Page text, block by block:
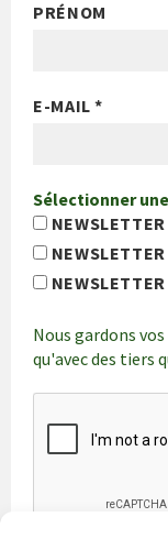
PRÉNOM
E-MAIL*
Sélectionner
Nous gardons
qu'avec des tiers